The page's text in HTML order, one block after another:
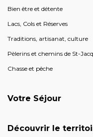
Bien être et détente
Lacs, Cols et Réserves
Traditions, artisanat, culture
Pèlerins et chemins de St-
Chasse et pêche
Votre Séjour
Découvrir le